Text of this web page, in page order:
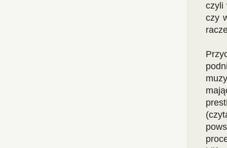
czyli
czy